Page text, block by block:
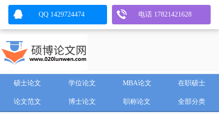
硕士论文 学位论文 MBA论文 在职硕士
论文范文 博士论文 职称论文 全部分类
QQ 1429724474 电话 17821421628